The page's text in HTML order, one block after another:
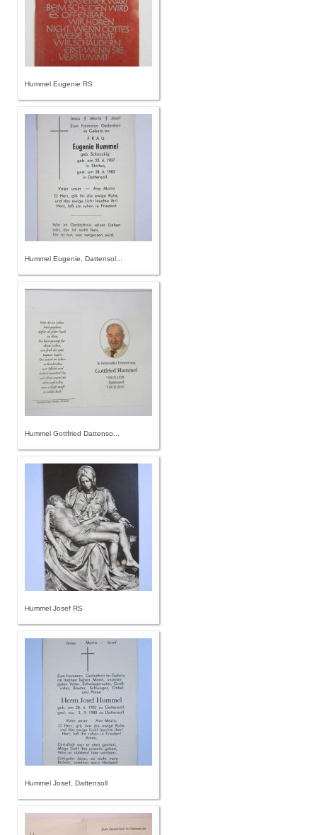
Hummel Eugenie RS
Hummel Eugenie, Dattensol...
Hummel Gottfried Dattenso...
Hummel Josef RS
Hummel Josef, Dattensoll